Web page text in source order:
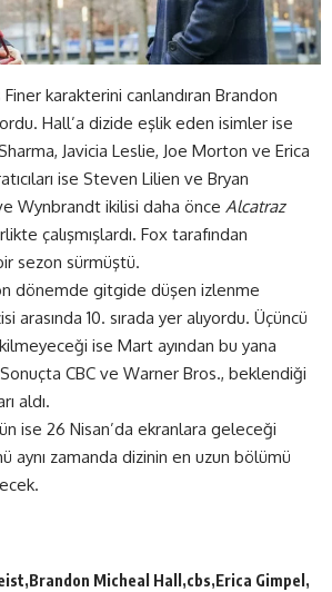
karakterini canlandıran Brandon
Hall’a dizide eşlik eden isimler ise
Javicia Leslie, Joe Morton ve Erica
ise Steven Lilien ve Bryan
Wynbrandt ikilisi daha önce Alcatraz
çalışmışlardı. Fox tarafından
sezon sürmüştü.
dönemde gitgide düşen izlenme
arasında 10. sırada yer alıyordu. Üçüncü
ise Mart ayından bu yana
CBC ve Warner Bros., beklendiği
aldı.
ise 26 Nisan’da ekranlara geleceği
aynı zamanda dizinin en uzun bölümü
Brandon Micheal Hall cbs Erica Gimpel